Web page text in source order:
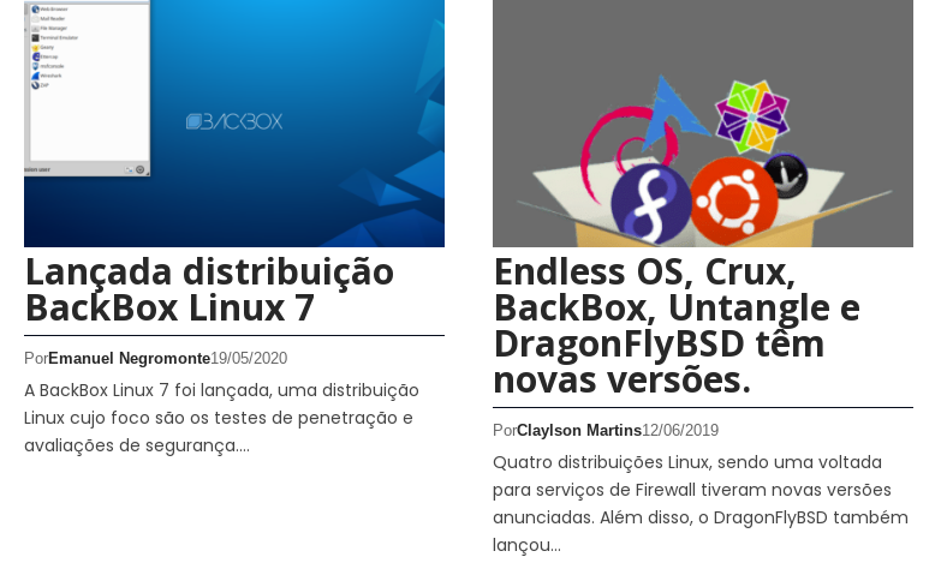
Lançada distribuição
BackBox Linux 7
PorEmanuel Negromonte19/05/2020
A BackBox Linux 7 foi lançada, uma distribuição
Linux cujo foco são os testes de penetração e
avaliações de segurança.…
Endless OS, Crux,
BackBox, Untangle e
DragonFlyBSD têm
novas versões.
PorClaylson Martins12/06/2019
Quatro distribuições Linux, sendo uma voltada
para serviços de Firewall tiveram novas versões
anunciadas. Além disso, o DragonFlyBSD também
lançou…